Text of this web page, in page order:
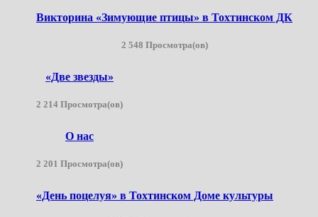
Викторина «Зимующие птицы» в Тохтинском ДК
2 548 Просмотра(ов)
«Две звезды»
2 214 Просмотра(ов)
О нас
2 201 Просмотра(ов)
«День поцелуя» в Тохтинском Доме культуры